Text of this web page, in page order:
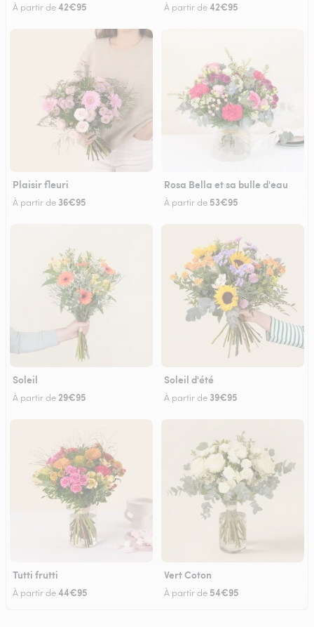
À partir de42€95 À partir de42€95
Plaisir fleuri
À partir de 36€95
Rosa Bella et sa bulle d'eau
À partir de 53€95
Soleil
À partir de29€95
Soleil d'été
À partir de 39€95
Tutti frutti
À partir de44€95
Vert Coton
À partir de 54€95